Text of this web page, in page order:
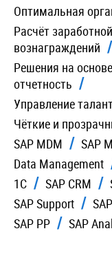
Оптимальная
Расчёт
вознаграждений
Решения на
отчетность
Управление
Чёткие и
SAP MDM
SAP
Data Management
1C
SAP CRM
SAP Support
SAP PP
SAP